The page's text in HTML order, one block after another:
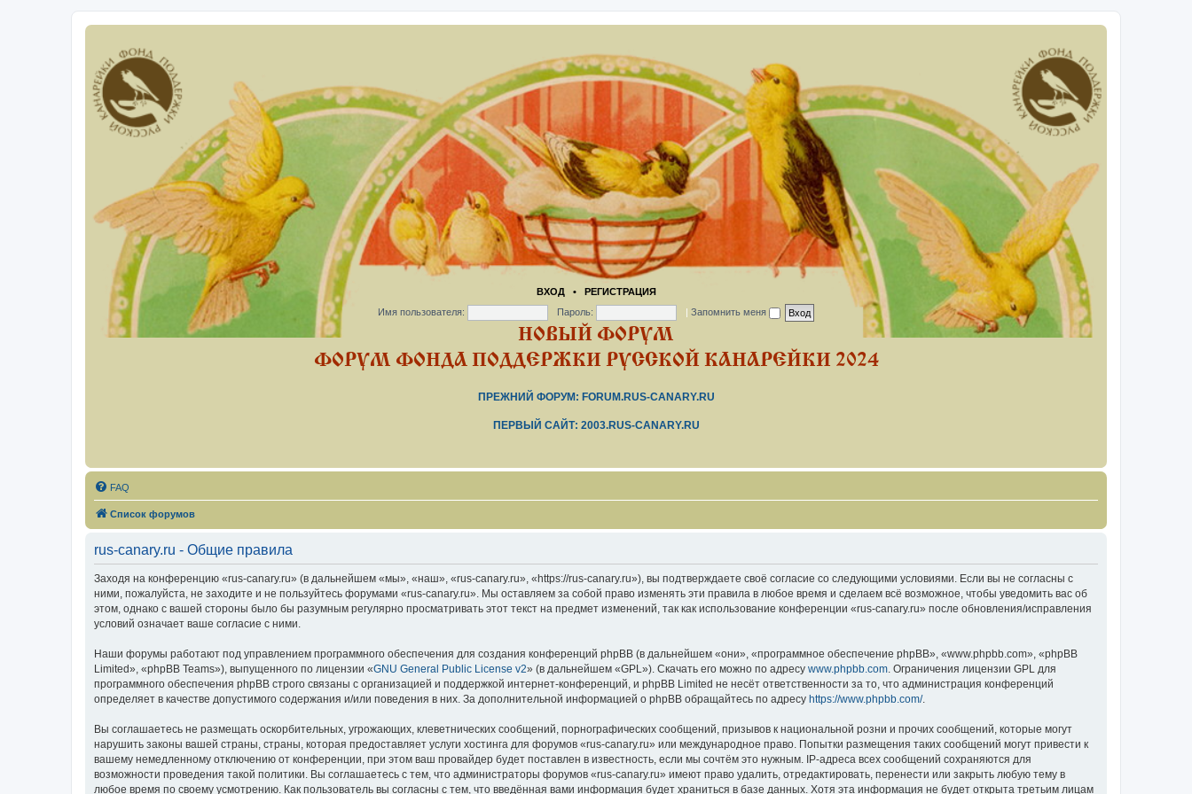
ВХОД• РЕГИСТРАЦИЯ
Имя пользователя:
Пароль: | Запомнить меня
НОВЫЙ ФОРУМ
ФОРУМ ФОНДА ПОДДЕРЖКИ РУССКОЙ КАНАРЕЙКИ 2024
ПРЕЖНИЙ ФОРУМ: FORUM.RUS-CANARY.RU
ПЕРВЫЙ САЙТ: 2003.RUS-CANARY.RU
FAQ
Список форумов
rus-canary.ru - Общие правила
Заходя на конференцию «rus-canary.ru» (в дальнейшем «мы», «наш», «rus-canary.ru», «https://rus-canary.ru»), вы подтверждаете своё согласие со следующими условиями. Если вы не согласны с
ними, пожалуйста, не заходите и не пользуйтесь форумами «rus-canary.ru». Мы оставляем за собой право изменять эти правила в любое время и сделаем всё возможное, чтобы уведомить вас об
этом, однако с вашей стороны было бы разумным регулярно просматривать этот текст на предмет изменений, так как использование конференции «rus-canary.ru» после обновления/исправления
условий означает ваше согласие с ними.
Наши форумы работают под управлением программного обеспечения для создания конференций phpBB (в дальнейшем «они», «программное обеспечение phpBB», «www.phpbb.com», «phpBB
Limited», «phpBB Teams»), выпущенного по лицензии «GNU General Public License v2» (в дальнейшем «GPL»). Скачать его можно по адресу www.phpbb.com . Ограничения лицензии GPL для
программного обеспечения phpBB строго связаны с организацией и поддержкой интернет-конференций, и phpBB Limited не несёт ответственности за то, что администрация конференций
определяет в качестве допустимого содержания и/или поведения в них. За дополнительной информацией о phpBB обращайтесь по адресу https://www.phpbb.com/.
Вы соглашаетесь не размещать оскорбительных, угрожающих, клеветнических сообщений, порнографических сообщений, призывов к национальной розни и прочих сообщений, которые могут
нарушить законы вашей страны, страны, которая предоставляет услуги хостинга для форумов «rus-canary.ru» или международное право. Попытки размещения таких сообщений могут привести к
вашему немедленному отключению от конференции, при этом ваш провайдер будет поставлен в известность, если мы сочтём это нужным. IP-адреса всех сообщений сохраняются для
возможности проведения такой политики. Вы соглашаетесь с тем, что администраторы форумов «rus-canary.ru» имеют право удалить, отредактировать, перенести или закрыть любую тему в
любое время по своему усмотрению. Как пользователь вы согласны с тем, что введённая вами информация будет храниться в базе данных. Хотя эта информация не будет открыта третьим лицам